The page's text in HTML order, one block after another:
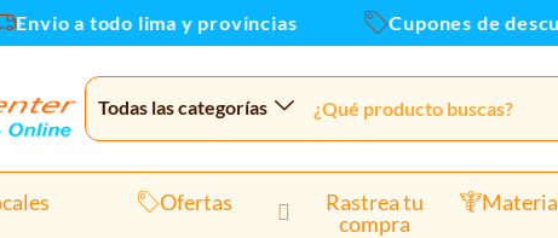
a todo lima y provincias Cupones de
Todas las categorías
Ofertas
Rastrea tu
compra